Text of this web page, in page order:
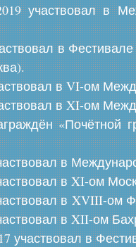
участвовал в
в
в VI-ом
в XI-ом
«Почётной
в
в XI-ом
в XVIII-ом
в XII-ом
участвовал в